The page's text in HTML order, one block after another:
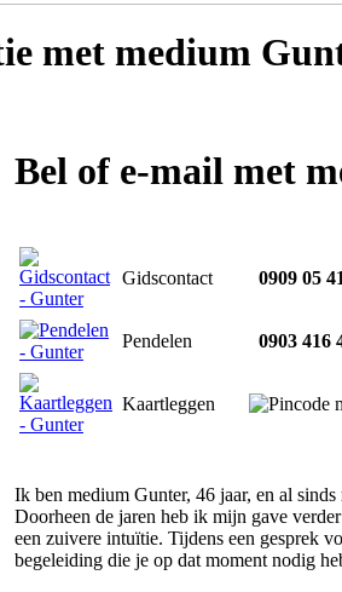
met medium
Bel of e-mail met
Gidscontact 0909 05 41
Pendelen 0903 416
Kaartleggen
Ik ben medium Gunter, 46 jaar, en al
Doorheen de jaren heb ik mijn gave
een zuivere intuïtie. Tijdens een gesprek
begeleiding die je op dat moment nodig